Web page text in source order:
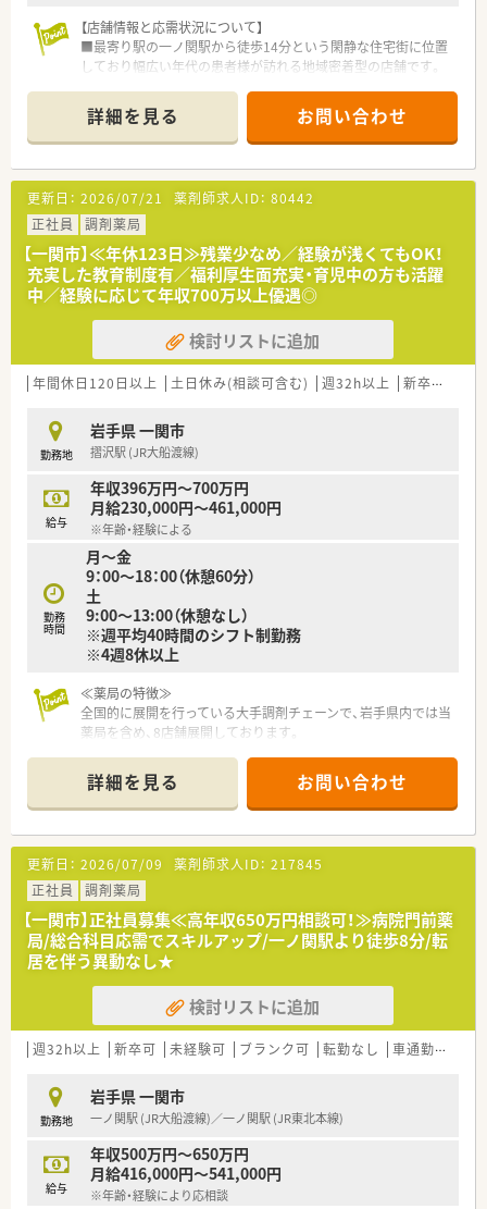
【店舗情報と応需状況について】
■最寄り駅の一ノ関駅から徒歩14分という閑静な住宅街に位置
しており幅広い年代の患者様が訪れる地域密着型の店舗です。
たり約100枚の処方箋を薬剤師5名と事務4名で対応します。
■近隣のクリニックからの処方箋がメインであり地域の医療ニ
ーズに応える質の高いサービスを提供している魅力的な環境で
す。
【募集背景と求める人物像について】
■現在は欠員補充のための募集を行っており地域医療に貢献し
ながら長く勤務していただける協調性のある方を求めておりま
す。
■人物重視の採用を行っており年齢や経験に不安がある方でも
積極的に検討していただける受け入れ幅の広い風通しの良い職
場です。
■周囲のスタッフと連携しながら患者様に寄り添った丁寧な対
応ができるコミュニケーション能力の高い方を歓迎しておりま
す。
【法人特徴について】
■岩手県を中心に40店舗以上を展開しており地域に根ざしたか
かりつけ機能として事業を展開している地元密着型の企業で
す。
■患者様の求めるものに合わせて地域生活に溶け込み親しみを
持っていただける明るく和やかな空間づくりをモットーとして
います。
■東北地方の調剤業界でいち早く国際的な品質保証規格を取得
するなど常にサービスの向上に努めている信頼性の高い企業で
す。
【求人情報について】
■正社員としての募集であり調剤や監査および服薬指導といっ
す。
■年収はこれまでのご経験や年齢などを考慮して448万円から
最高700万円の間で決定されるため収入アップも目指せます。
役職手当や通勤手当など各種手当も充実している環境です。
詳細を見る お問い合わせ
更新日： 2026/07/21 薬剤師求人ID： 80442
正社員
調剤薬局
【一関市】≪年休123日≫残業少なめ／経験が浅くてもOK！
充実した教育制度有／福利厚生面充実・育児中の方も活躍
中／経験に応じて年収700万以上優遇◎
検討リストに追加
年間休日120日以上 土日休み(相談可含む) 週32h以上 新卒可
勤務地
岩手県 一関市
摺沢駅 (JR大船渡線)
給与
年収396万円～700万円
月給230,000円～461,000円
※年齢・経験による
勤務
時間
月～金
9：00～18：00（休憩60分）
土
9:00～13:00（休憩なし）
※週平均40時間のシフト制勤務
※4週8休以上
≪薬局の特徴≫
全国的に展開を行っている大手調剤チェーンで、岩手県内では当
薬局を含め、8店舗展開しております。
ている薬局です。また、在宅医療にも積極的に取り組んでいるた
め、在宅医療のご経験がなくてもご興味がある方は、ぜひご応募
ください！
≪業務内容≫
調剤・監査・服薬指導をメインに行ってもらい、ご経験やご希望次
第で在宅医療にも携わっていただきます。
≪充実の制度①≫
『プラチナくるみんマーク』や『えるぼしマーク』を取得してお
り、1日2回以内、1回30分の育児時間（有給）や、看護休暇、時短勤
務、育児助成金など育児にも理解のある薬局です。そのため、子
育て中の薬剤師さんもご活躍いただけるため、おすすめです。
また、独自の休暇制度をとっており、連続5日休暇を取得できる
連続休暇制度、傷病時などに失効した有休を活用できるサポート
≪充実の制度②≫
安心してスキルアップができる教育制度があります。階層別研
修、カフェテリア研修、学術大会、新入社員研修（5か月）など経験
が浅くても充実している研修制度で、今後のキャリアプランをバ
ックアップいたします！
詳細を見る お問い合わせ
更新日： 2026/07/09 薬剤師求人ID： 217845
正社員
調剤薬局
【一関市】正社員募集≪高年収650万円相談可！≫病院門前薬
局/総合科目応需でスキルアップ/一ノ関駅より徒歩8分/転
居を伴う異動なし★
検討リストに追加
週32h以上 新卒可 未経験可 ブランク可 転勤なし 車通勤可
勤務地
岩手県 一関市
一ノ関駅 (JR大船渡線)／一ノ関駅 (JR東北本線)
給与
年収500万円～650万円
月給416,000円～541,000円
※年齢・経験により応相談